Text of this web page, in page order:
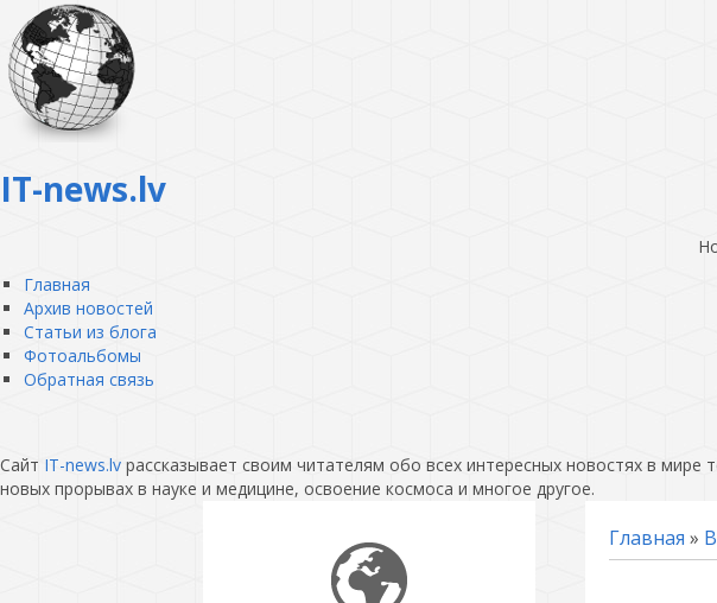
IT-news.lv
Главная
Архив новостей
Статьи из блога
Фотоальбомы
Обратная связь
Сайт IT-news.lv рассказывает своим читателям обо всех интересных новостях в
новых прорывах в науке и медицине, освоение космоса и многое другое.
Главная »